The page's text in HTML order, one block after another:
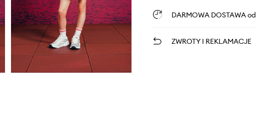
DARMOWA DOSTAWA od
ZWROTY I REKLAMACJE